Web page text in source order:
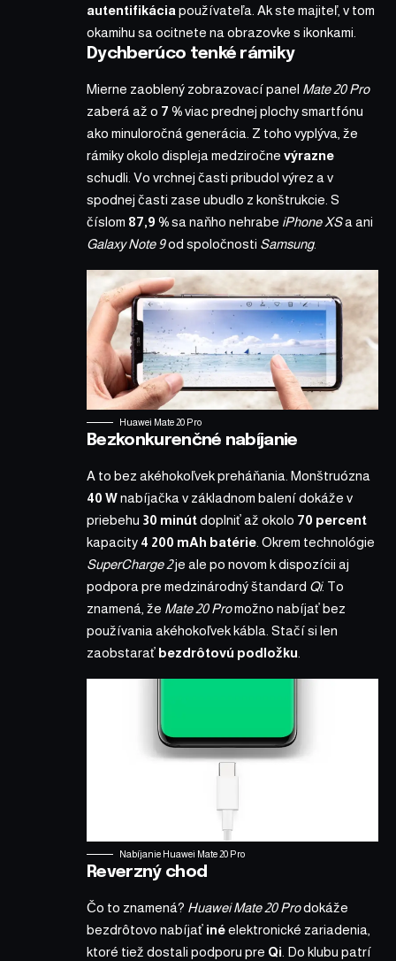
autentifikácia používateľa. Ak ste majiteľ, v tom
okamihu sa ocitnete na obrazovke s ikonkami.
Dychberúco tenké rámiky
Mierne zaoblený zobrazovací panel Mate 20 Pro
zaberá až o 7 %viac prednej plochy smartfónu
ako minuloročná generácia. Z toho vyplýva, že
rámiky okolo displeja medziročne výrazne
schudli. Vo vrchnej časti pribudol výrez a v
spodnej časti zase ubudlo z konštrukcie. S
číslom 87,9 %sa naňho nehrabe iPhone XSa ani
Galaxy Note 9od spoločnosti Samsung.
Huawei Mate 20 Pro
Bezkonkurenčné nabíjanie
A to bez akéhokoľvek preháňania. Monštruózna
40 Wnabíjačka v základnom balení dokáže v
priebehu 30 minútdoplniť až okolo 70 percent
kapacity 4 200 mAh batérie . Okrem technológie
SuperCharge 2je ale po novom k dispozícii aj
podpora pre medzinárodný štandard Qi. To
znamená, že Mate 20 Promožno nabíjať bez
používania akéhokoľvek kábla. Stačí si len
zaobstarať bezdrôtovú podložku
Nabíjanie Huawei Mate 20 Pro
Reverzný chod
Čo to znamená? Huawei Mate 20 Prodokáže
bezdrôtovo nabíjať inéelektronické zariadenia,
ktoré tiež dostali podporu pre Qi . Do klubu patrí